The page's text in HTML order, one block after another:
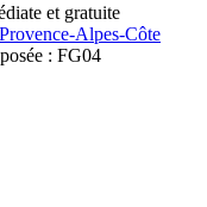
et gratuite
Provence-Alpes-Côte
: FG04